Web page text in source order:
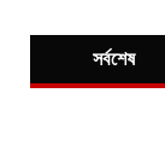
সর্বশেষ